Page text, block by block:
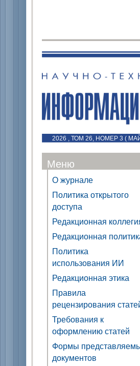
2026 , ТОМ 26, НОМЕР 3 (
Меню
О журнале
Политика открытого
доступа
Редакционная
Редакционная
Политика
использования ИИ
Редакционная этика
Правила
рецензирования
Требования к
оформлению статей
Формы
документов